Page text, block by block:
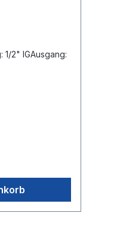
1/2" IGAusgang: